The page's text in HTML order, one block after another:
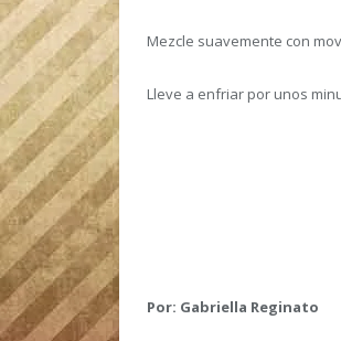
Mezcle suavemente con
Lleve a enfriar por unos
Por: Gabriella Reginato